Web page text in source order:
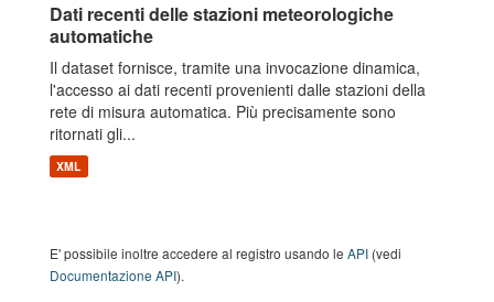
Dati recenti delle stazioni meteorologiche
automatiche
Il dataset fornisce, tramite una invocazione dinamica,
l'accesso ai dati recenti provenienti dalle stazioni della
rete di misura automatica. Più precisamente sono
ritornati gli...
XML
E' possibile inoltre accedere al registro usando le API (vedi
Documentazione API).